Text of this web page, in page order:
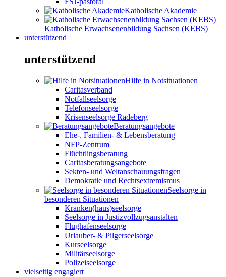
Katholische Akademie
Katholische Erwachsenenbildung Sachsen (KEBS)
unterstützend
unterstützend
Hilfe in Notsituationen
Caritasverband
Notfallseelsorge
Telefonseelsorge
Krisenseelsorge Radeberg
Beratungsangebote
Ehe-, Familien- & Lebensberatung
NFP-Zentrum
Flüchtlingsberatung
Caritasberatungsangebote
Sekten- und Weltanschauungsfragen
Demokratie und Rechtsextremismus
Seelsorge in
besonderen Situationen
Kranken(haus)seelsorge
Seelsorge in Justizvollzugsanstalten
Flughafenseelsorge
Urlauber- & Pilgerseelsorge
Kurseelsorge
Militärseelsorge
Polizeiseelsorge
vielseitig engagiert